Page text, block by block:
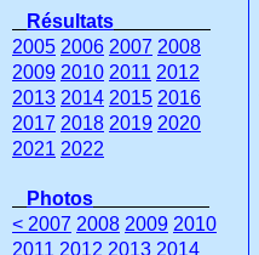
Résultats
2005 2006 2007 2008
2009 2010 2011 2012
2013 2014 2015 2016
2017 2018 2019 2020
2021 2022
Photos
< 2007 2008 2009 2010
2011 2012 2013 2014